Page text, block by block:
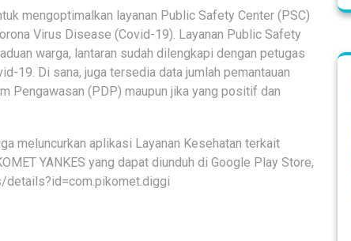
mengoptimalkan layanan Public Safety Center (PSC)
Virus Disease (Covid-19). Layanan Public Safety
warga, lantaran sudah dilengkapi dengan petugas
19. Di sana, juga tersedia data jumlah pemantauan
Pengawasan (PDP) maupun jika yang positif dan
meluncurkan aplikasi Layanan Kesehatan terkait
YANKES yang dapat diunduh di Google Play Store,